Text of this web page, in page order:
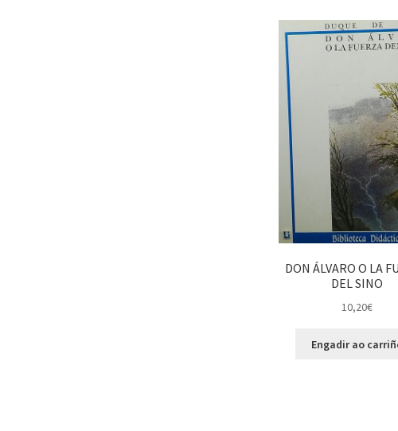
DON ÁLVARO O LA
DEL SINO
10,20€
Engadir ao